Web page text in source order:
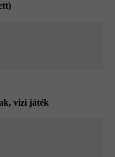
, vizi játék